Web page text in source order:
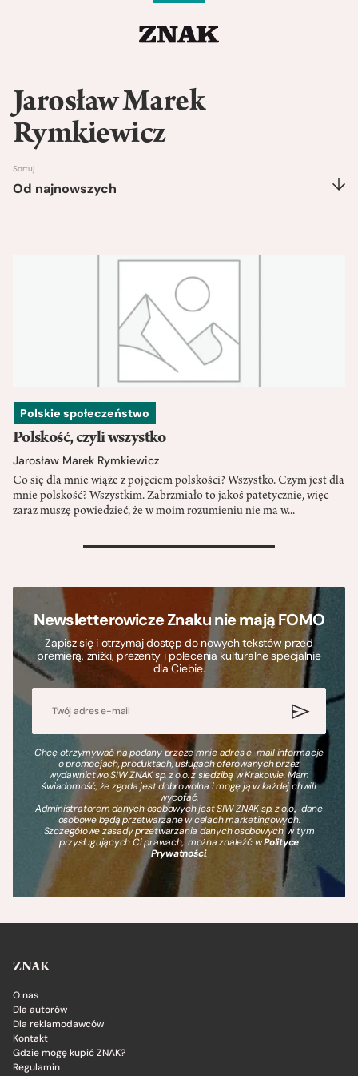
Jarosław Marek
Rymkiewicz
Sortuj
Od najnowszych
Polskie społeczeństwo
Polskość, czyli wszystko
Jarosław Marek Rymkiewicz
Co się dla mnie wiąże z pojęciem polskości? Wszystko. Czym jest dla
mnie polskość? Wszystkim. Zabrzmiało to jakoś patetycznie, więc
zaraz muszę powiedzieć, że w moim rozumieniu nie ma w...
>
Newsletterowicze Znaku nie mają FOMO
Zapisz się i otrzymaj dostęp do nowych tekstów przed
premierą, zniżki, prezenty i polecenia kulturalne specjalnie
dla Ciebie.
Chcę otrzymywać na podany przeze mnie adres e-mail informacje
o promocjach, produktach, usługach oferowanych przez
wydawnictwo SIW ZNAK sp. z o.o. z siedzibą w Krakowie. Mam
świadomość, że zgoda jest dobrowolna i mogę ją w każdej chwili
wycofać.
Administratorem danych osobowych jest SIW ZNAK sp. z o.o., dane
osobowe będą przetwarzane w celach marketingowych.
Szczegółowe zasady przetwarzania danych osobowych, w tym
przysługujących Ci prawach, można znaleźć wPolityce
Prywatności.
ZNAK
O nas
Dla autorów
Dla reklamodawców
Kontakt
Gdzie mogę kupić ZNAK?
Regulamin